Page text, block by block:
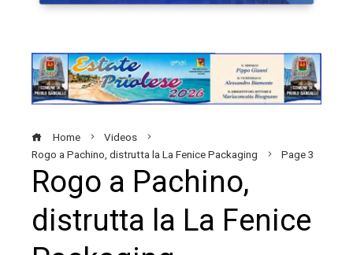
Home
Videos
Rogo a Pachino, distrutta la La Fenice Packaging
Page 3
Rogo a Pachino,
distrutta la La Fenice